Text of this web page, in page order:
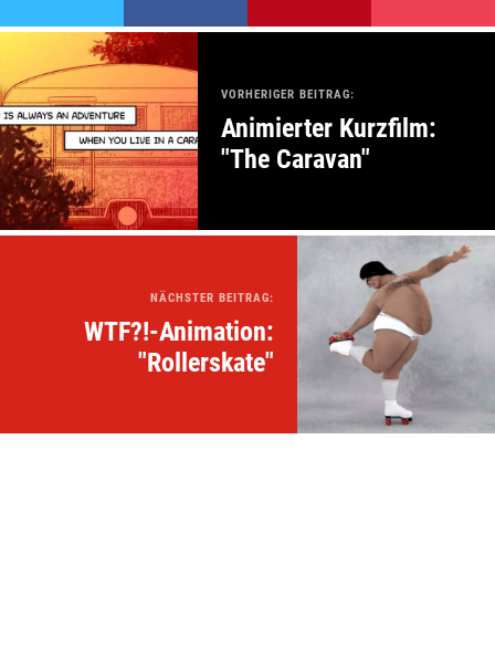
VORHERIGER BEITRAG:
Animierter Kurzfilm:
"The Caravan"
NÄCHSTER BEITRAG:
WTF?!-Animation:
"Rollerskate"